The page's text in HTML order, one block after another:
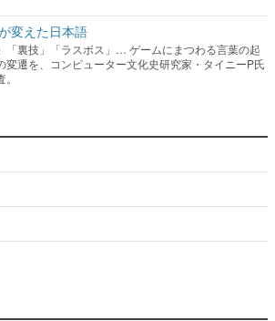
変えた日本語
「裏技」「ラスボス」… ゲームにまつわる言葉の起
変遷を、コンピューター文化史研究家・タイニーP氏